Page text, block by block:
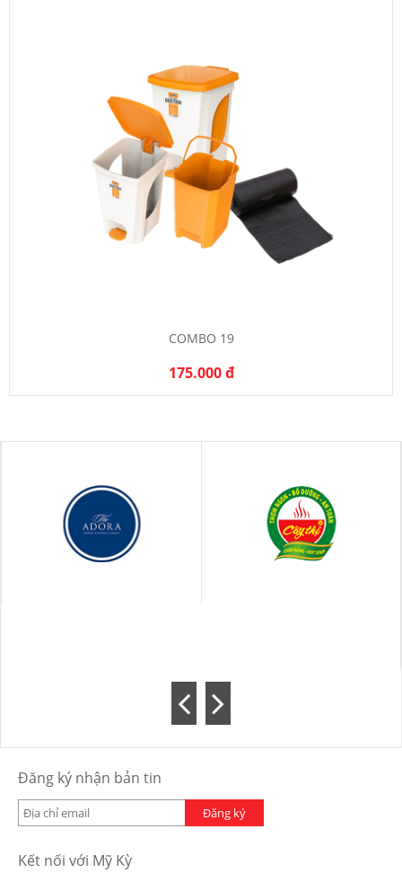
COMBO 19
175.000 đ
Đăng ký nhận bản tin
Đăng ký
Kết nối với Mỹ Kỳ